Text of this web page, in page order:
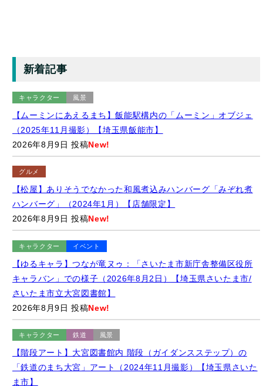
【ムーミンにあえるまち】飯能駅構内の「ムーミン」オブジェ
（2025年11月撮影）【埼玉県飯能市】
2026年8月9日 投稿New!
グルメ
【松屋】ありそうでなかった和風煮込みハンバーグ「みぞれ煮
ハンバーグ」（2024年1月）【店舗限定】
2026年8月9日 投稿New!
キャラクター イベント
【ゆるキャラ】つなが竜ヌゥ：「さいたま市新庁舎整備区役所
キャラバン」での様子（2026年8月2日）【埼玉県さいたま市/
さいたま市立大宮図書館】
2026年8月9日 投稿New!
キャラクター 鉄道 風景
【階段アート】大宮図書館内 階段（ガイダンスステップ）の
「鉄道のまち大宮」アート（2024年11月撮影）【埼玉県さいた
ま市】
2026年8月9日 投稿